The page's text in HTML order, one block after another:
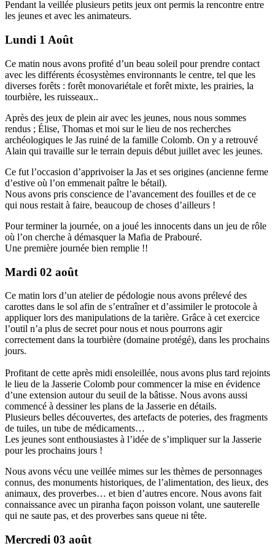
Pendant la veillée plusieurs petits jeux ont permis la rencontre entre
les jeunes et avec les animateurs.
Lundi 1 Août
Ce matin nous avons profité d’un beau soleil pour prendre contact
avec les différents écosystèmes environnants le centre, tel que les
diverses forêts : forêt monovariétale et forêt mixte, les prairies, la
tourbière, les ruisseaux..
Après des jeux de plein air avec les jeunes, nous nous sommes
rendus ; Élise, Thomas et moi sur le lieu de nos recherches
archéologiques le Jas ruiné de la famille Colomb. On y a retrouvé
Alain qui travaille sur le terrain depuis début juillet avec les jeunes.
Ce fut l’occasion d’apprivoiser la Jas et ses origines (ancienne ferme
d’estive où l’on emmenait paître le bétail).
Nous avons pris conscience de l’avancement des fouilles et de ce
qui nous restait à faire, beaucoup de choses d’ailleurs !
Pour terminer la journée, on a joué les innocents dans un jeu de rôle
où l’on cherche à démasquer la Mafia de Prabouré.
Une première journée bien remplie !!
Mardi 02 août
Ce matin lors d’un atelier de pédologie nous avons prélevé des
carottes dans le sol afin de s’entraîner et d’assimiler le protocole à
appliquer lors des manipulations de la tarière. Grâce à cet exercice
l’outil n’a plus de secret pour nous et nous pourrons agir
correctement dans la tourbière (domaine protégé), dans les prochains
jours.
Profitant de cette après midi ensoleillée, nous avons plus tard rejoints
le lieu de la Jasserie Colomb pour commencer la mise en évidence
d’une extension autour du seuil de la bâtisse. Nous avons aussi
commencé à dessiner les plans de la Jasserie en détails.
Plusieurs belles découvertes, des artefacts de poteries, des fragments
de tuiles, un tube de médicaments…
Les jeunes sont enthousiastes à l’idée de s’impliquer sur la Jasserie
pour les prochains jours !
Nous avons vécu une veillée mimes sur les thèmes de personnages
connus, des monuments historiques, de l’alimentation, des lieux, des
animaux, des proverbes… et bien d’autres encore. Nous avons fait
connaissance avec un piranha façon poisson volant, une sauterelle
qui ne saute pas, et des proverbes sans queue ni tête.
Mercredi 03 août